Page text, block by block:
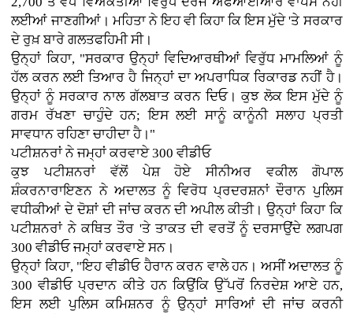
ਲਈਆਂ ਜਾਣਗੀਆਂ। ਮਹਿਤਾ ਨੇ ਇਹ ਵੀ ਕਿਹਾ ਕਿ ਇਸ ਮੁੱਦੇ 'ਤੇ ਸਰਕਾਰ
ਦੇ ਰੁਖ਼ ਬਾਰੇ ਗਲਤਫਹਿਮੀ ਸੀ।
ਉਨ੍ਹਾਂ ਕਿਹਾ, "ਸਰਕਾਰ ਉਨ੍ਹਾਂ ਵਿਦਿਆਰਥੀਆਂ ਵਿਰੁੱਧ ਮਾਮਲਿਆਂ ਨੂੰ
ਹੱਲ ਕਰਨ ਲਈ ਤਿਆਰ ਹੈ ਜਿਨ੍ਹਾਂ ਦਾ ਅਪਰਾਧਿਕ ਰਿਕਾਰਡ ਨਹੀਂ ਹੈ।
ਉਨ੍ਹਾਂ ਨੂੰ ਸਰਕਾਰ ਨਾਲ ਗੱਲਬਾਤ ਕਰਨ ਦਿਓ। ਕੁਝ ਲੋਕ ਇਸ ਮੁੱਦੇ ਨੂੰ
ਗਰਮ ਰੱਖਣਾ ਚਾਹੁੰਦੇ ਹਨ; ਇਸ ਲਈ ਸਾਨੂੰ ਕਾਨੂੰਨੀ ਸਲਾਹ ਪ੍ਰਤੀ
ਸਾਵਧਾਨ ਰਹਿਣਾ ਚਾਹੀਦਾ ਹੈ।"
ਪਟੀਸ਼ਨਰਾਂ ਨੇ ਜਮ੍ਹਾਂ ਕਰਵਾਏ 300 ਵੀਡੀਓ
ਕੁਝ ਪਟੀਸ਼ਨਰਾਂ ਵੱਲੋਂ ਪੇਸ਼ ਹੋਏ ਸੀਨੀਅਰ ਵਕੀਲ ਗੋਪਾਲ
ਸ਼ੰਕਰਨਾਰਾਇਣਨ ਨੇ ਅਦਾਲਤ ਨੂੰ ਵਿਰੋਧ ਪ੍ਰਦਰਸ਼ਨਾਂ ਦੌਰਾਨ ਪੁਲਿਸ
ਵਧੀਕੀਆਂ ਦੇ ਦੋਸ਼ਾਂ ਦੀ ਜਾਂਚ ਕਰਨ ਦੀ ਅਪੀਲ ਕੀਤੀ। ਉਨ੍ਹਾਂ ਕਿਹਾ ਕਿ
ਪਟੀਸ਼ਨਰਾਂ ਨੇ ਕਥਿਤ ਤੌਰ 'ਤੇ ਤਾਕਤ ਦੀ ਵਰਤੋਂ ਨੂੰ ਦਰਸਾਉਂਦੇ ਲਗਪਗ
300 ਵੀਡੀਓ ਜਮ੍ਹਾਂ ਕਰਵਾਏ ਸਨ।
ਉਨ੍ਹਾਂ ਕਿਹਾ, "ਇਹ ਵੀਡੀਓ ਹੈਰਾਨ ਕਰਨ ਵਾਲੇ ਹਨ। ਅਸੀਂ ਅਦਾਲਤ ਨੂੰ
300 ਵੀਡੀਓ ਪ੍ਰਦਾਨ ਕੀਤੇ ਹਨ ਕਿਉਂਕਿ ਉੱਪਰੋਂ ਨਿਰਦੇਸ਼ ਆਏ ਹਨ,
ਇਸ ਲਈ ਪੁਲਿਸ ਕਮਿਸ਼ਨਰ ਨੂੰ ਉਨ੍ਹਾਂ ਸਾਰਿਆਂ ਦੀ ਜਾਂਚ ਕਰਨੀ